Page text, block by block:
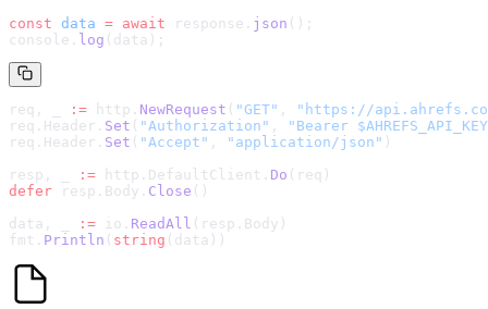
const data = await response. json ();
console. log (data);
req, _ := http. NewRequest ( "GET" , " https://
req.Header. Set ( "Authorization" ,
"Bearer
req.Header. Set ( "Accept" , "application/json" )
resp, _
:= http.DefaultClient. Do (req)
defer resp.Body. Close ()
data, _
:= io. ReadAll (resp.Body)
fmt. Println ( string (data))